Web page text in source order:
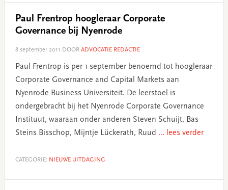
Paul Frentrop hoogleraar Corporate
Governance bij Nyenrode
8 september 2011 DOOR ADVOCATIE REDACTIE
Paul Frentrop is per 1 september benoemd tot hoogleraar
Corporate Governance and Capital Markets aan
Nyenrode Business Universiteit. De leerstoel is
ondergebracht bij het Nyenrode Corporate Governance
Instituut, waaraan onder anderen Steven Schuijt, Bas
Steins Bisschop, Mijntje Lückerath, Ruud ... lees verder
CATEGORIE: NIEUWE UITDAGING